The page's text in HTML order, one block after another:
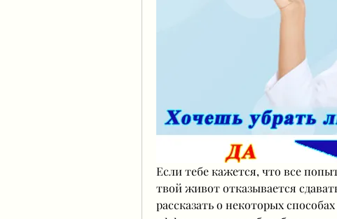
Если тебе кажется, что все
твой живот отказывается
рассказать о некоторых